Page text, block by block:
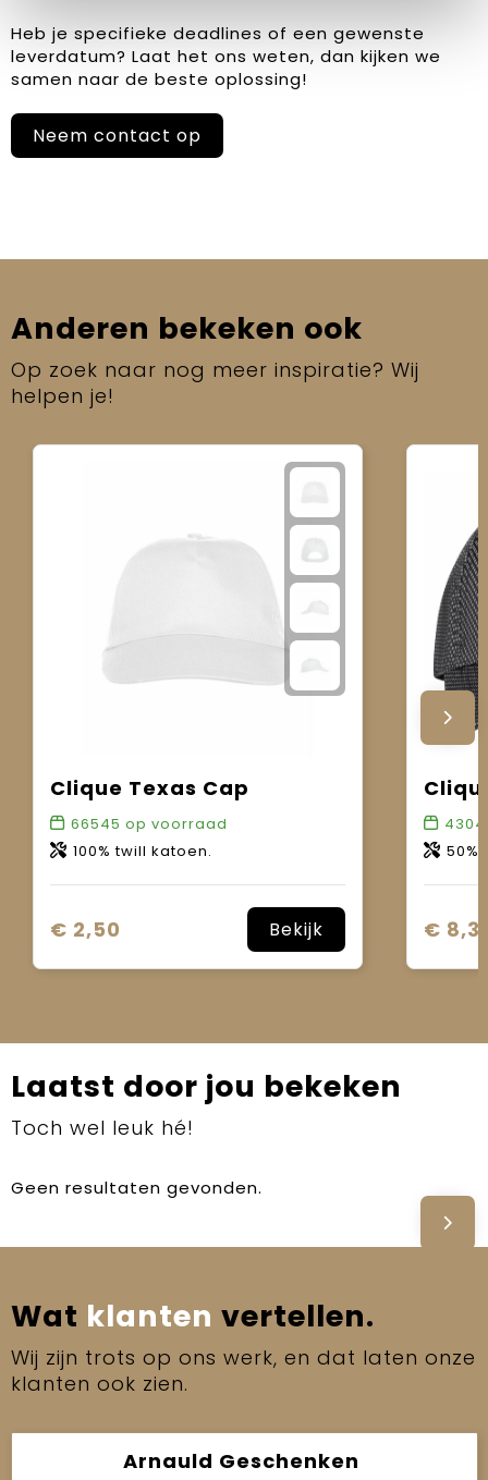
Heb je specifieke deadlines of een gewenste
leverdatum? Laat het ons weten, dan kijken we
samen naar de beste oplossing!
Neem contact op
Anderen bekeken ook
Op zoek naar nog meer inspiratie? Wij
helpen je!
Clique Texas Cap
66545 op voorraad
100% twill katoen.
€ 2,50 Bekijk
4304
50%
€
Laatst door jou bekeken
Toch wel leuk hé!
Geen resultaten gevonden.
Wat klanten vertellen.
Wij zijn trots op ons werk, en dat laten onze
klanten ook zien.
Arnauld Geschenken